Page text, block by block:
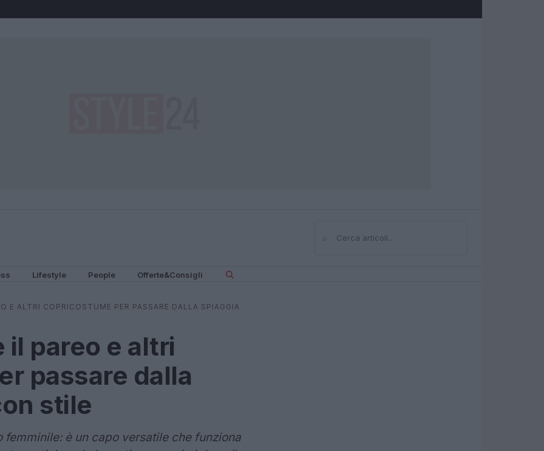
⌕Cerca
Lifestyle People Offerte&Consigli
E ALTRI COPRICOSTUME PER PASSARE DALLA SPIAGGIA
il pareo e altri
passare dalla
stile
femminile: è un capo versatile che funziona